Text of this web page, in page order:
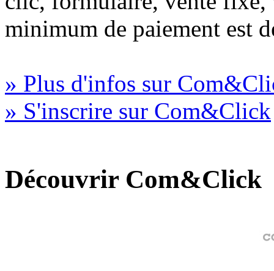
minimum de paiement est
» Plus d'infos sur
» S'inscrire sur Com&Click
Découvrir Com&Click